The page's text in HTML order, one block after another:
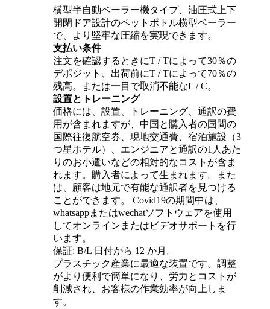
横型半自動ベーラー機タイプ、油圧式上下
開閉ドア設計のペットボトル横型ベーラー
で、より堅牢な圧縮を実現できます。
支払い条件
注文を確認するときにT / Tによって30％の
デポジット、出荷前にT / Tによって70％の
残高。または一目で取消不能なL / C。
設置とトレーニング
価格には、設置、トレーニング、通訳の費
用が含まれますが、中国と購入者の国間の
国際往復航空券、現地交通費、宿泊施設（3
つ星ホテル）、エンジニアと通訳の1人あた
りのお小遣いなどの相対的なコストが含ま
れます。購入者によって生まれます。また
は、顧客は地元で有能な通訳者を見つける
ことができます。 Covid19の期間中は、
whatsappまたはwechatソフトウェアを使用
してオンラインまたはビデオサポートを行
います。
保証: B/L 日付から 12 か月。
プラスチック産業に最適な装置です。調整
がより便利で簡単になり、労力とコストが
削減され、お客様の作業効率が向上しま
す。